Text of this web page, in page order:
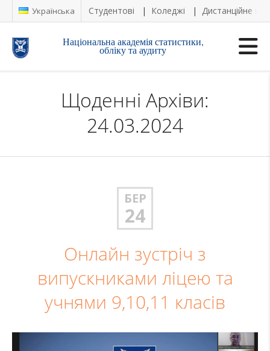
Українська Студентові Коледжі Дистанційне
Національна академія статистики,
обліку та аудиту
Щоденні Архіви:
24.03.2024
БЕР
24
Онлайн зустріч з
випускниками ліцею та
учнями 9,10,11 класів